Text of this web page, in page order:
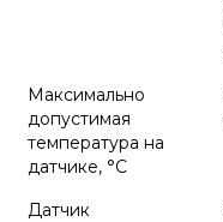
Максимально
допустимая
температура на
датчике, °C
Датчик